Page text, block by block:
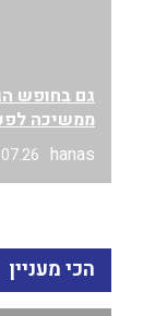
גם בחופש
ממשיכה
hanas
הכי מעניין